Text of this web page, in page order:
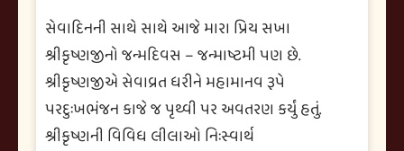
સેવાદિનની સાથે સાથે આજે મારા પ્રિય સખા
શ્રીકૃષ્ણજીનો જન્મદિવસ – જન્માષ્ટમી પણ છે.
શ્રીકૃષ્ણજીએ સેવાવ્રત ધરીને મહામાનવ રૂપે
પરદુઃખભંજન કાજે જ પૃથ્વી પર અવતરણ કર્યું હતું.
શ્રીકૃષ્ણની વિવિધ લીલાઓ નિઃસ્વાર્થ